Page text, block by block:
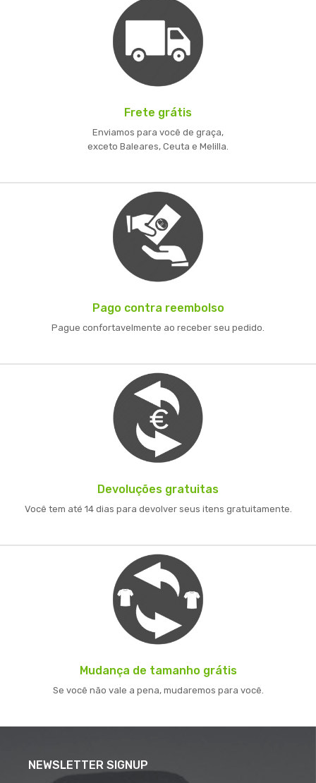
Frete grátis
Enviamos para você de graça,
exceto Baleares, Ceuta e Melilla.
Pago contra reembolso
Pague confortavelmente ao receber seu pedido.
Devoluções gratuitas
Você tem até 14 dias para devolver seus itens gratuitamente.
Mudança de tamanho grátis
Se você não vale a pena, mudaremos para você.
NEWSLETTER SIGNUP